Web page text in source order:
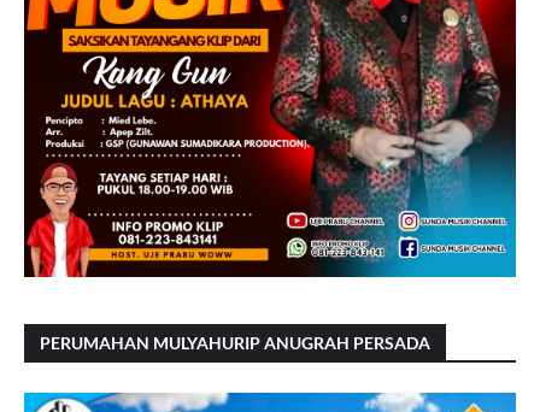
PERUMAHAN MULYAHURIP ANUGRAH PERSADA